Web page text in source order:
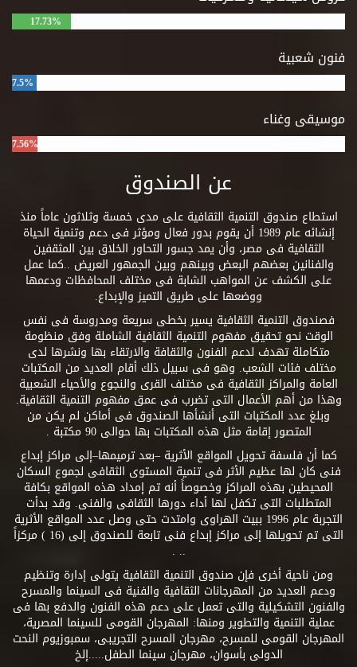
17.73%
فنون شعبية
7.5%
موسيقى وغناء
7.56%
عن الصندوق
استطاع صندوق التنمية الثقافية على مدى خمسة وثلاثون عاماً منذ
إنشائه عام 1989 أن يقوم بدور فعال ومؤثر فى دعم وتنمية الحياة
الثقافية فى مصر، وأن يمد جسور التحاور الخلاق بين المثقفين
والفنانين بعضهم البعض وبينهم وبين الجمهور العريض ..كما عمل
على الكشف عن المواهب الشابة فى مختلف المحافظات ودعمها
ووضعها على طريق التميز والإبداع.
فصندوق التنمية الثقافية يسير بخطى سريعة ومدروسة فى نفس
الوقت نحو تحقيق مفهوم التنمية الثقافية الشاملة وفق منظومة
متكاملة تهدف لدعم الفنون والثقافة والارتقاء بها ونشرها لدى
مختلف فئات الشعب. وهو فى سبيل ذلك أقام العديد من المكتبات
العامة والمراكز الثقافية فى مختلف القرى والنجوع والأحياء الشعبية
وهذا من أهم الأعمال التى تضرب فى عمق مفهوم التنمية الثقافية.
وبلغ عدد المكتبات التى أنشأها الصندوق فى أماكن لم يكن من
المتصور إقامة مثل هذه المكتبات بها حوالى 90 مكتبة .
كما أن فلسفة تحويل المواقع الأثرية –بعد ترميمها–إلى مراكز إبداع
فنى كان لها عظيم الأثر فى تنمية المستوى الثقافى لجموع السكان
المحيطين بهذه المراكز وخصوصاً أنه تم إمداد هذه المواقع بكافة
المتطلبات التى تكفل لها أداء دورها الثقافى والفنى. وقد بدأت
التجربة عام 1996 ببيت الهراوى وامتدت حتى وصل عدد المواقع الأثرية
التى تم تحويلها إلى مراكز إبداع فنى تابعة للصندوق إلى (16 ) مركزاً
.. .
ومن ناحية أخرى فإن صندوق التنمية الثقافية يتولى إدارة وتنظيم
ودعم العديد من المهرجانات الثقافية والفنية فى السينما والمسرح
والفنون التشكيلية والتى تعمل على دعم هذه الفنون والدفع بها فى
عملية التنمية والتطوير ومنها: المهرجان القومى للسينما المصرية،
المهرجان القومى للمسرح، مهرجان المسرح التجريبى، سمبوزيوم النحت
الدولى بأسوان، مهرجان سينما الطفل.....إلخ